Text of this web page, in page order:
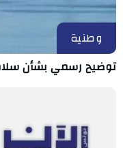
وطنية
توضيح رسمي بشأن